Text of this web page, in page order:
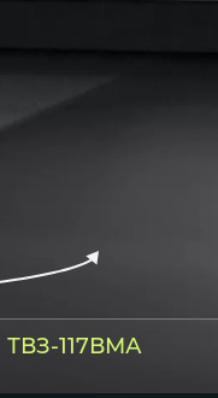
ТВЗ-117ВМА